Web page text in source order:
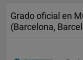
Grado oficial en
(Barcelona,